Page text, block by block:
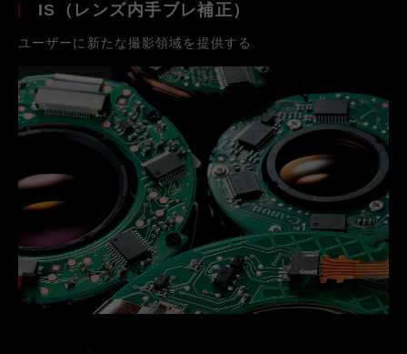
IS（レンズ内手ブレ補正）
ユーザーに新たな撮影領域を提供する